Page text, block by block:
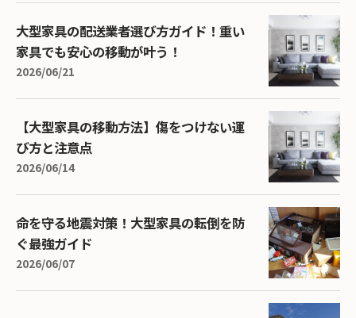
大型家具の配送業者選び方ガイド！重い
家具でも安心の移動が叶う！
2026/06/21
【大型家具の移動方法】傷をつけない運
び方と注意点
2026/06/14
命を守る地震対策！大型家具の転倒を防
ぐ最強ガイド
2026/06/07